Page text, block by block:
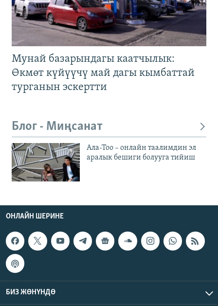
Мунай базарындагы каатчылык:
Өкмөт күйүүчү май дагы кымбаттай
турганын эскертти
Блог - Миңсанат
Ала-Тоо – онлайн таалимдин эл
аралык бешиги болууга тийиш
ОНЛАЙН ШЕРИНЕ
БИЗ ЖӨНҮНДӨ